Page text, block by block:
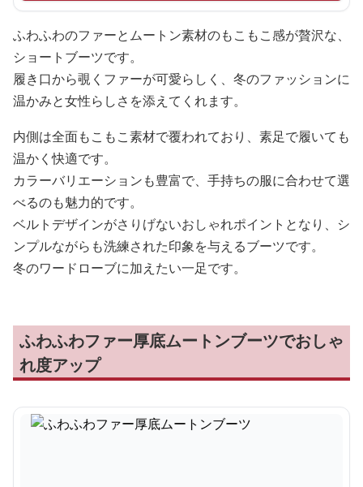
ふわふわのファーとムートン素材のもこもこ感が贅沢な、
ショートブーツです。
履き口から覗くファーが可愛らしく、冬のファッションに
温かみと女性らしさを添えてくれます。
内側は全面もこもこ素材で覆われており、素足で履いても
温かく快適です。
カラーバリエーションも豊富で、手持ちの服に合わせて選
べるのも魅力的です。
ベルトデザインがさりげないおしゃれポイントとなり、シ
ンプルながらも洗練された印象を与えるブーツです。
冬のワードローブに加えたい一足です。
ふわふわファー厚底ムートンブーツでおしゃ
れ度アップ